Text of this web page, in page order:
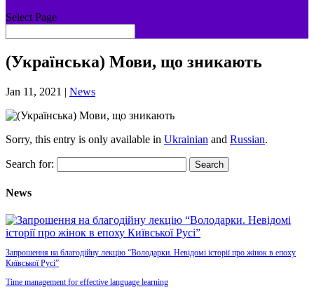
Select Page
(Українська) Мови, що зникають
Jan 11, 2021 | News
Sorry, this entry is only available in Ukrainian and Russian.
Search for:
News
Запрошення на благодійну лекцію “Володарки. Невідомі історії про жінок в епоху
Київської Русі”
Time management for effective language learning